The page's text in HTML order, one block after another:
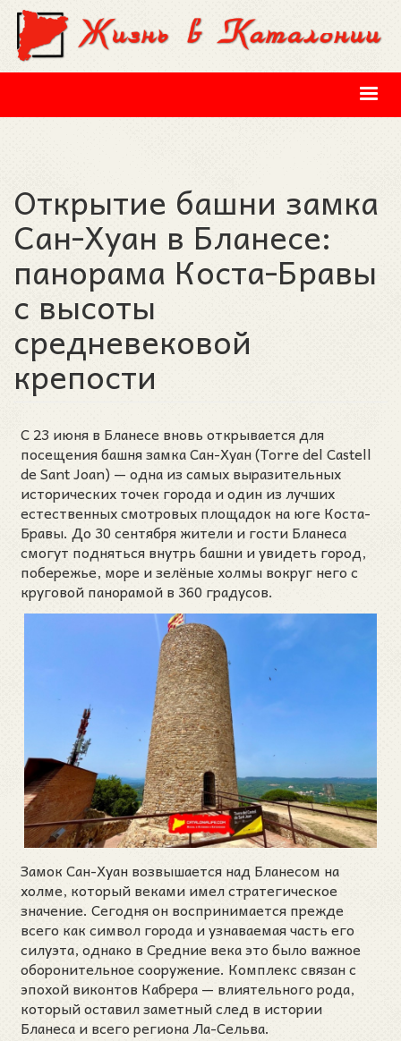
Перейти к основному содержанию
Открытие башни замка
Сан-Хуан в Бланесе:
панорама Коста-Бравы
с высоты
средневековой
крепости
С 23 июня в Бланесе вновь открывается для
посещения башня замка Сан-Хуан (Torre del Castell
de Sant Joan) — одна из самых выразительных
исторических точек города и один из лучших
естественных смотровых площадок на юге Коста-
Бравы. До 30 сентября жители и гости Бланеса
смогут подняться внутрь башни и увидеть город,
побережье, море и зелёные холмы вокруг него с
круговой панорамой в 360 градусов.
Замок Сан-Хуан возвышается над Бланесом на
холме, который веками имел стратегическое
значение. Сегодня он воспринимается прежде
всего как символ города и узнаваемая часть его
силуэта, однако в Средние века это было важное
оборонительное сооружение. Комплекс связан с
эпохой виконтов Кабрера — влиятельного рода,
который оставил заметный след в истории
Бланеса и всего региона Ла-Сельва.